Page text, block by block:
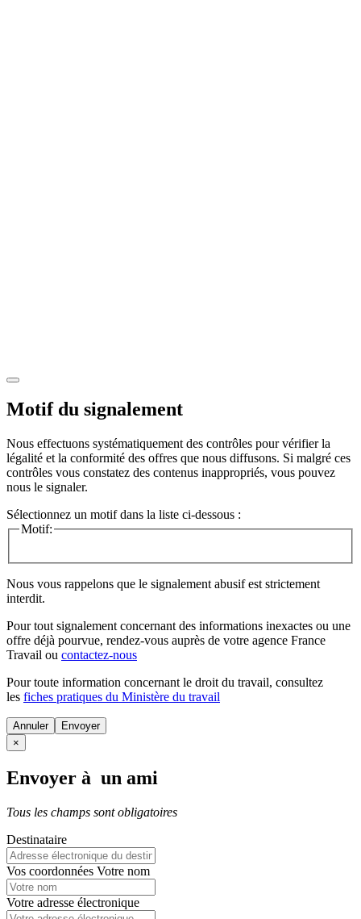
Motif du signalement
Nous effectuons systématiquement des contrôles pour vérifier la
légalité et la conformité des offres que nous diffusons. Si malgré ces
contrôles vous constatez des contenus inappropriés, vous pouvez
nous le signaler.
Sélectionnez un motif dans la liste ci-dessous :
Motif:
Nous vous rappelons que le signalement abusif est strictement
interdit.
Pour tout signalement concernant des informations inexactes ou une
offre déjà pourvue, rendez-vous auprès de votre agence France
Travail ou contactez-nous
Pour toute information concernant le droit du travail, consultez
les fiches pratiques du Ministère du travail
Annuler
×
Envoyer à un ami
Tous les champs sont obligatoires
Destinataire
Vos coordonnées Votre nom
Votre adresse électronique